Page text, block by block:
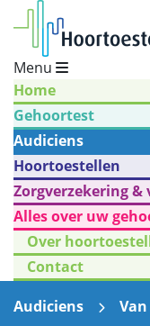
Menu
Home
Gehoortest
Audiciens
Hoortoestellen
Zorgverzekering &
Alles over uw
Over
Contact
Audiciens